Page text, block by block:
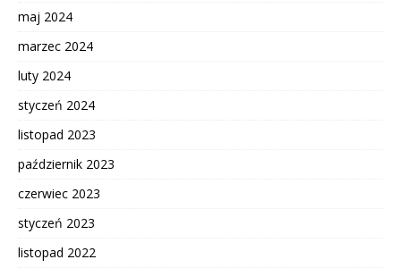
maj 2024
marzec 2024
luty 2024
styczeń 2024
listopad 2023
październik 2023
czerwiec 2023
styczeń 2023
listopad 2022